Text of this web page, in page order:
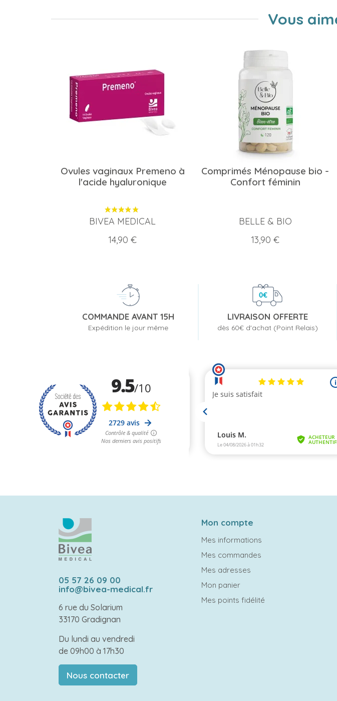
Vous
Ovules vaginaux Premeno à
l'acide hyaluronique
BIVEA MEDICAL
Prix
14,90 €
Comprimés Ménopause bio -
Confort féminin
BELLE & BIO
Prix
13,90 €
COMMANDE AVANT 15H
Expédition le jour même
LIVRAISON OFFERTE
dès 60€ d'achat (Point Relais)
05 57 26 09 00
info@bivea-medical.fr
6 rue du Solarium
33170 Gradignan
Du lundi au vendredi
de 09h00 à 17h30
Nous contacter
Mon compte
Mes informations
Mes commandes
Mes adresses
Mon panier
Mes points fidélité